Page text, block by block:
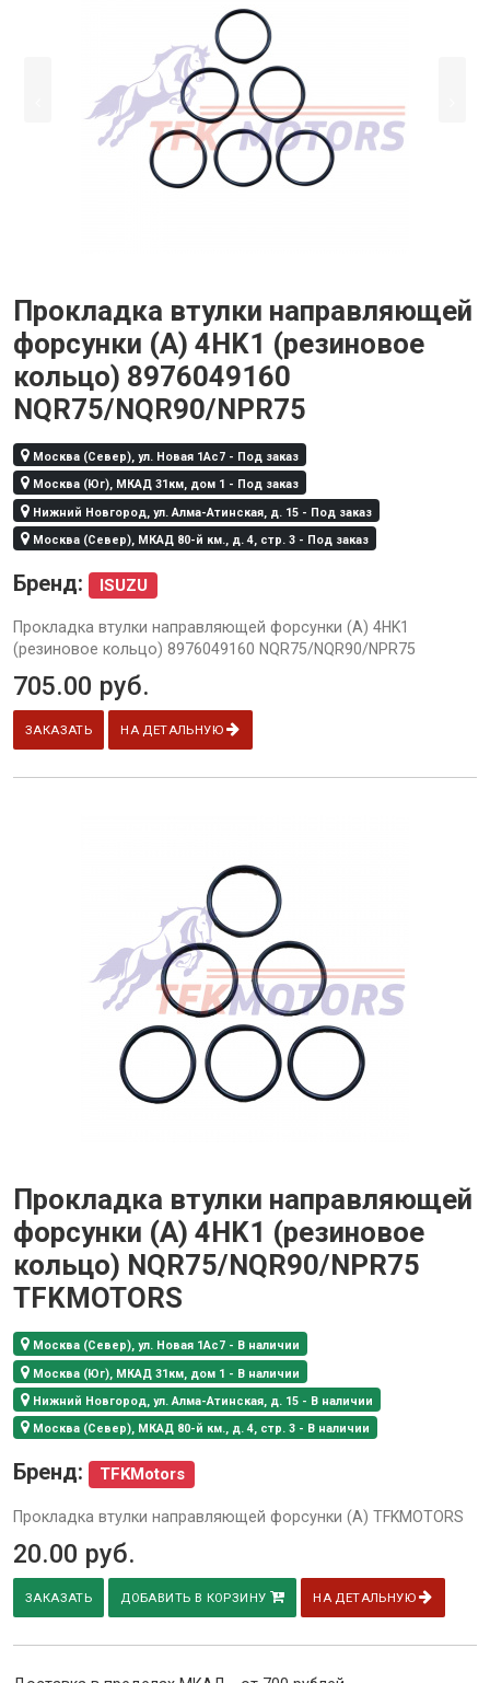
Прокладка втулки направляющей
форсунки (А) 4HK1 (резиновое
кольцо) 8976049160
NQR75/NQR90/NPR75
Москва (Север), ул. Новая 1Ас7 - Под заказ
Москва (Юг), МКАД 31км, дом 1 - Под заказ
Нижний Новгород, ул. Алма-Атинская, д. 15 - Под заказ
Москва (Север), МКАД 80-й км., д. 4, стр. 3 - Под заказ
Бренд: ISUZU
Прокладка втулки направляющей форсунки (А) 4HK1
(резиновое кольцо) 8976049160 NQR75/NQR90/NPR75
705.00 руб.
ЗАКАЗАТЬ НА ДЕТАЛЬНУЮ
Прокладка втулки направляющей
форсунки (А) 4HK1 (резиновое
кольцо) NQR75/NQR90/NPR75
TFKMOTORS
Москва (Север), ул. Новая 1Ас7 - В наличии
Москва (Юг), МКАД 31км, дом 1 - В наличии
Нижний Новгород, ул. Алма-Атинская, д. 15 - В наличии
Москва (Север), МКАД 80-й км., д. 4, стр. 3 - В наличии
Бренд: TFKMotors
Прокладка втулки направляющей форсунки (А) TFKMOTORS
20.00 руб.
ЗАКАЗАТЬ ДОБАВИТЬ В КОРЗИНУ НА ДЕТАЛЬНУЮ